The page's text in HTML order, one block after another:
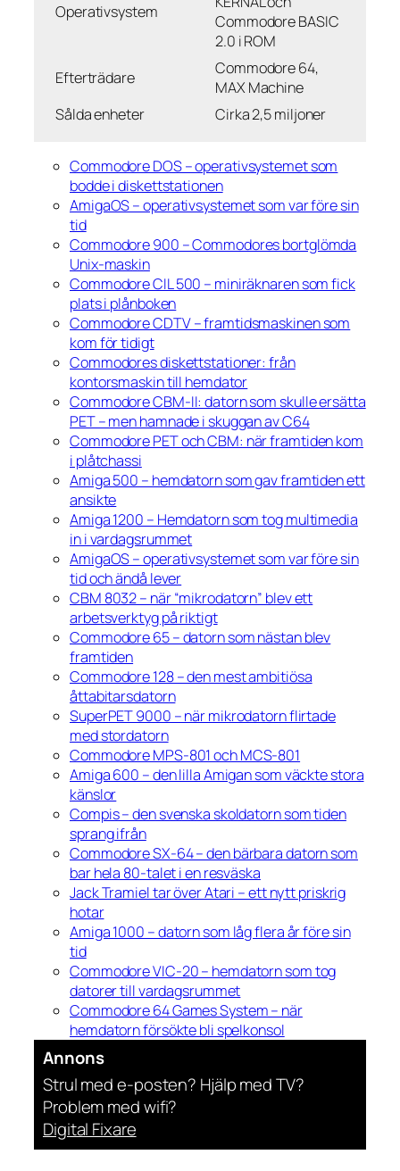
Operativsystem
Commodore BASIC
2.0 i ROM
Efterträdare
Commodore 64,
MAX Machine
Sålda enheter
Cirka 2,5 miljoner
Commodore DOS – operativsystemet som
bodde i diskettstationen
AmigaOS – operativsystemet som var före sin
tid
Commodore 900 – Commodores bortglömda
Unix-maskin
Commodore CIL 500 – miniräknaren som fick
plats i plånboken
Commodore CDTV – framtidsmaskinen som
kom för tidigt
Commodores diskettstationer: från
kontorsmaskin till hemdator
Commodore CBM-II: datorn som skulle ersätta
PET – men hamnade i skuggan av C64
Commodore PET och CBM: när framtiden kom
i plåtchassi
Amiga 500 – hemdatorn som gav framtiden ett
ansikte
Amiga 1200 – Hemdatorn som tog multimedia
in i vardagsrummet
AmigaOS – operativsystemet som var före sin
tid och ändå lever
CBM 8032 – när “mikrodatorn” blev ett
arbetsverktyg på riktigt
Commodore 65 – datorn som nästan blev
framtiden
Commodore 128 – den mest ambitiösa
åttabitarsdatorn
SuperPET 9000 – när mikrodatorn flirtade
med stordatorn
Commodore MPS-801 och MCS-801
Amiga 600 – den lilla Amigan som väckte stora
känslor
Compis – den svenska skoldatorn som tiden
sprang ifrån
Commodore SX-64 – den bärbara datorn som
bar hela 80-talet i en resväska
Jack Tramiel tar över Atari – ett nytt priskrig
hotar
Amiga 1000 – datorn som låg flera år före sin
tid
Commodore VIC-20 – hemdatorn som tog
datorer till vardagsrummet
Commodore 64 Games System – när
hemdatorn försökte bli spelkonsol
Annons
Strul med e-posten? Hjälp med TV?
Problem med wifi?
Digital Fixare